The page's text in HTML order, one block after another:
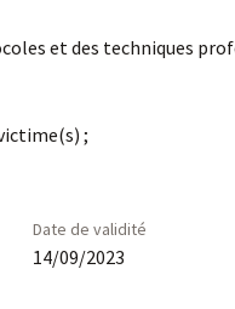
et des techniques
;
Date de validité
14/09/2023